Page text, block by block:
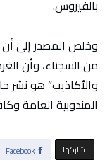
بالفيروس.
وخلص المصدر إلى
من السجناء، وأن
والأكاذيب” هو نشر
المندوبية العامة
‫‫ شاركها‬ Facebook